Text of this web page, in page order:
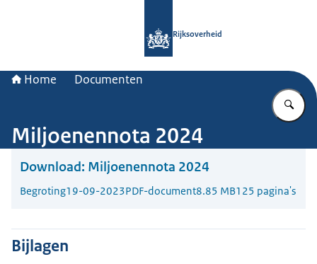
Rijksoverheid
Home Documenten
Miljoenennota 2024
Download: Miljoenennota 2024
Begroting19-09-2023PDF-document8.85 MB125 pagina's
Bijlagen